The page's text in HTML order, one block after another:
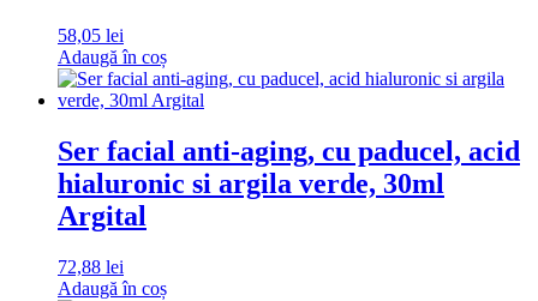
58,05 lei
Adaugă în coș
Ser facial anti-aging, cu paducel, acid
hialuronic si argila verde, 30ml
Argital
72,88 lei
Adaugă în coș